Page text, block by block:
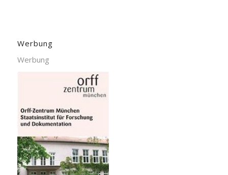
Werbung
Werbung